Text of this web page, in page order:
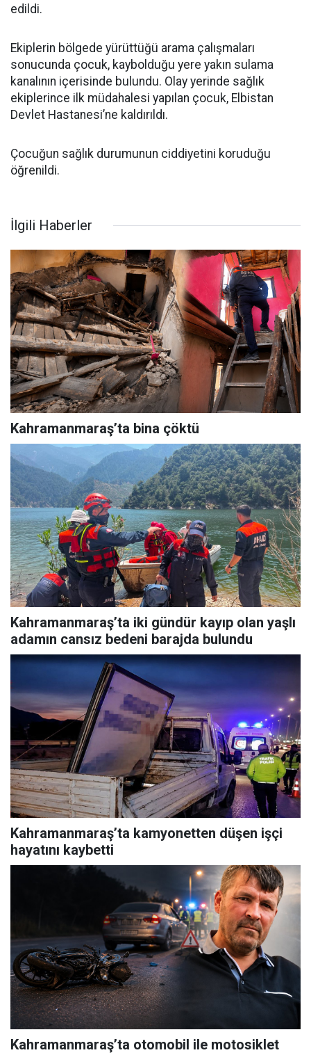
edildi.
Ekiplerin bölgede yürüttüğü arama çalışmaları
sonucunda çocuk, kaybolduğu yere yakın sulama
kanalının içerisinde bulundu. Olay yerinde sağlık
ekiplerince ilk müdahalesi yapılan çocuk, Elbistan
Devlet Hastanesi’ne kaldırıldı.
Çocuğun sağlık durumunun ciddiyetini koruduğu
öğrenildi.
İlgili Haberler
Kahramanmaraş’ta bina çöktü
Kahramanmaraş’ta iki gündür kayıp olan yaşlı
adamın cansız bedeni barajda bulundu
Kahramanmaraş’ta kamyonetten düşen işçi
hayatını kaybetti
Kahramanmaraş’ta otomobil ile motosiklet